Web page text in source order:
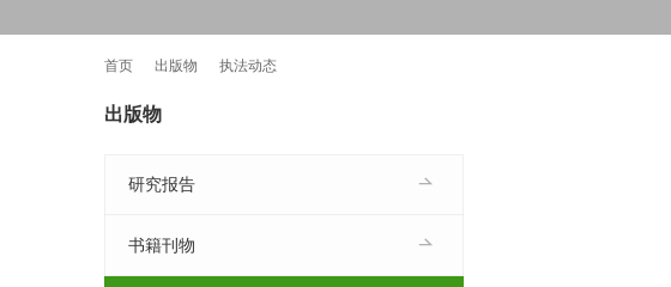
首页 出版物 执法动态
出版物
研究报告
书籍刊物